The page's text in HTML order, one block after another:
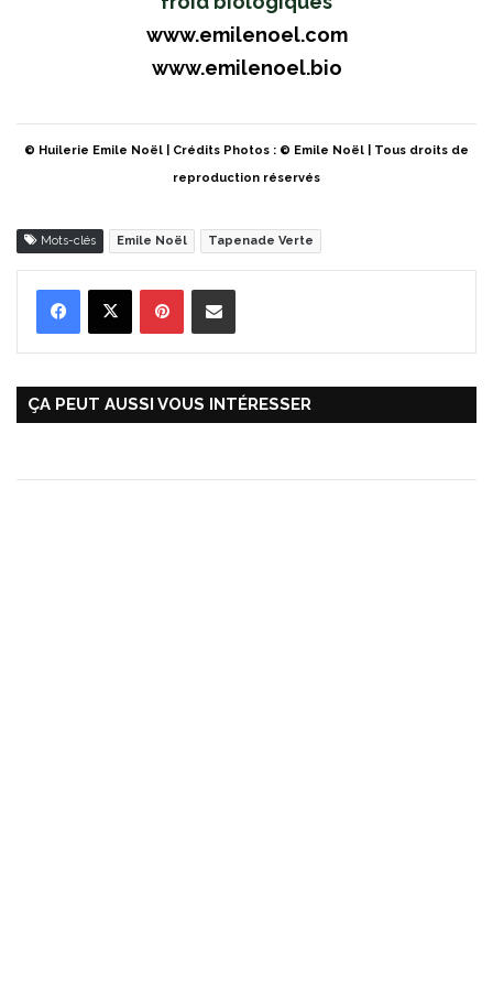
www.emilenoel.com
www.emilenoel.bio
© Huilerie Emile Noël | Crédits Photos : © Emile Noël | Tous droits de
reproduction réservés
Mots-clés Emile Noël Tapenade Verte
ÇA PEUT AUSSI VOUS INTÉRESSER